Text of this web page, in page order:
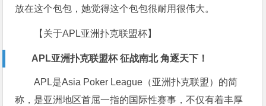
放在这个包包，她觉得这个包包很耐用很伟大。
【关于APL亚洲扑克联盟杯】
APL亚洲扑克联盟杯 征战南北 角逐天下！
APL是Asia Poker League（亚洲扑克联盟）的简
称，是亚洲地区首屈一指的国际性赛事，不仅有着丰厚